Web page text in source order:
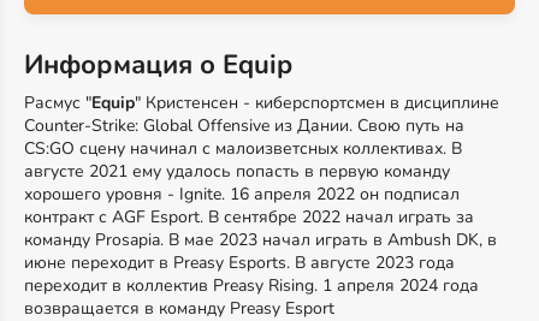
Информация о Equip
Расмус "Equip" Кристенсен - киберспортсмен в дисциплине
Counter-Strike: Global Offensive из Дании. Свою путь на
CS:GO сцену начинал с малоизветсных коллективах. В
августе 2021 ему удалось попасть в первую команду
хорошего уровня - Ignite. 16 апреля 2022 он подписал
контракт с AGF Esport. В сентябре 2022 начал играть за
команду Prosapia. В мае 2023 начал играть в Ambush DK, в
июне переходит в Preasy Esports. В августе 2023 года
переходит в коллектив Preasy Rising. 1 апреля 2024 года
возвращается в команду Preasy Esport